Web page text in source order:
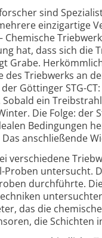
sind
einzigartige
hat, dass sich
Grabe.
des Triebwerks an
Göttinger STG-
Sobald ein
Die Folge: der
Bedingungen
anschließende
verschiedene
untersucht.
durchführte.
das die
die Schichten